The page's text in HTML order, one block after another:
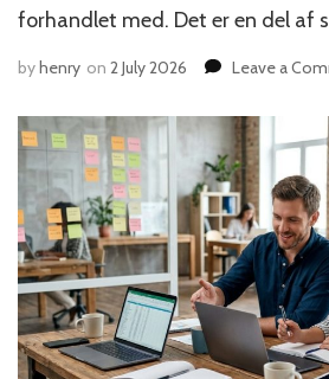
forhandlet med. Det er en del af
byhenry on 2 July 2026 Leave a